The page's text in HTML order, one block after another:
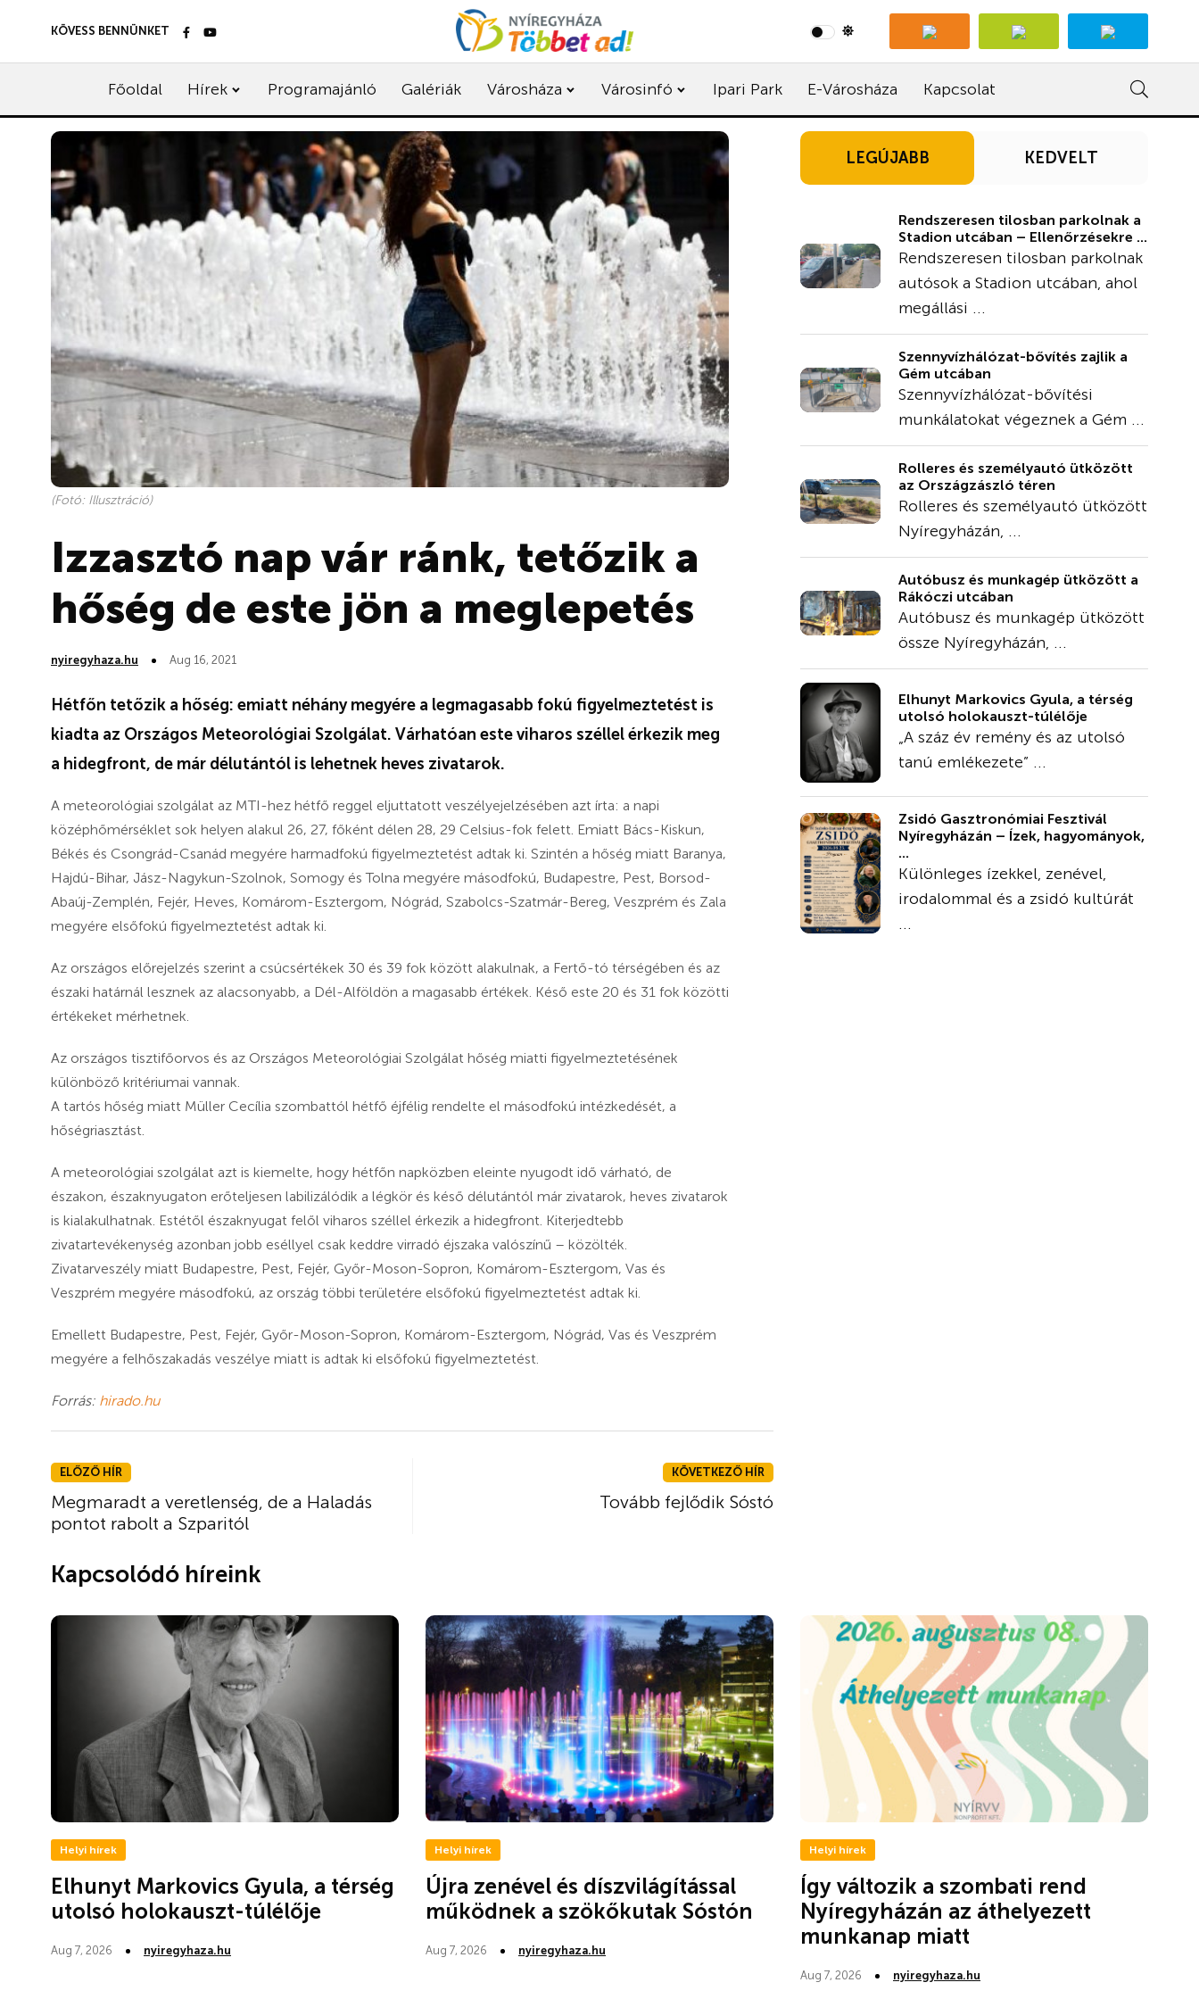
KÖVESS BENNÜNKET
Főoldal Hírek Programajánló Galériák Városháza Városinfó Ipari Park E-Városháza Kapcsolat
(Fotó: Illusztráció)
Izzasztó nap vár ránk, tetőzik a
hőség de este jön a meglepetés
nyiregyhaza.hu Aug 16, 2021
Hétfőn tetőzik a hőség: emiatt néhány megyére a legmagasabb fokú figyelmeztetést is
kiadta az Országos Meteorológiai Szolgálat. Várhatóan este viharos széllel érkezik meg
a hidegfront, de már délutántól is lehetnek heves zivatarok.
A meteorológiai szolgálat az MTI-hez hétfő reggel eljuttatott veszélyejelzésében azt írta: a napi
középhőmérséklet sok helyen alakul 26, 27, főként délen 28, 29 Celsius-fok felett. Emiatt Bács-Kiskun,
Békés és Csongrád-Csanád megyére harmadfokú figyelmeztetést adtak ki. Szintén a hőség miatt Baranya,
Hajdú-Bihar, Jász-Nagykun-Szolnok, Somogy és Tolna megyére másodfokú, Budapestre, Pest, Borsod-
Abaúj-Zemplén, Fejér, Heves, Komárom-Esztergom, Nógrád, Szabolcs-Szatmár-Bereg, Veszprém és Zala
megyére elsőfokú figyelmeztetést adtak ki.
Az országos előrejelzés szerint a csúcsértékek 30 és 39 fok között alakulnak, a Fertő-tó térségében és az
északi határnál lesznek az alacsonyabb, a Dél-Alföldön a magasabb értékek. Késő este 20 és 31 fok közötti
értékeket mérhetnek.
Az országos tisztifőorvos és az Országos Meteorológiai Szolgálat hőség miatti figyelmeztetésének
különböző kritériumai vannak.
A tartós hőség miatt Müller Cecília szombattól hétfő éjfélig rendelte el másodfokú intézkedését, a
hőségriasztást.
A meteorológiai szolgálat azt is kiemelte, hogy hétfőn napközben eleinte nyugodt idő várható, de
északon, északnyugaton erőteljesen labilizálódik a légkör és késő délutántól már zivatarok, heves zivatarok
is kialakulhatnak. Estétől északnyugat felől viharos széllel érkezik a hidegfront. Kiterjedtebb
zivatartevékenység azonban jobb eséllyel csak keddre virradó éjszaka valószínű – közölték.
Zivatarveszély miatt Budapestre, Pest, Fejér, Győr-Moson-Sopron, Komárom-Esztergom, Vas és
Veszprém megyére másodfokú, az ország többi területére elsőfokú figyelmeztetést adtak ki.
Emellett Budapestre, Pest, Fejér, Győr-Moson-Sopron, Komárom-Esztergom, Nógrád, Vas és Veszprém
megyére a felhőszakadás veszélye miatt is adtak ki elsőfokú figyelmeztetést.
Forrás: hirado.hu
ELŐZŐ HÍR
Megmaradt a veretlenség, de a Haladás
pontot rabolt a Szparitól
KÖVETKEZŐ HÍR
Tovább fejlődik Sóstó
LEGÚJABB KEDVELT
Rendszeresen tilosban parkolnak a
Stadion utcában – Ellenőrzésekre ...
Rendszeresen tilosban parkolnak
autósok a Stadion utcában, ahol
megállási ...
Szennyvízhálózat-bővítés zajlik a
Gém utcában
Szennyvízhálózat-bővítési
munkálatokat végeznek a Gém ...
Rolleres és személyautó ütközött
az Országzászló téren
Rolleres és személyautó ütközött
Nyíregyházán, ...
Autóbusz és munkagép ütközött a
Rákóczi utcában
Autóbusz és munkagép ütközött
össze Nyíregyházán, ...
Elhunyt Markovics Gyula, a térség
utolsó holokauszt-túlélője
„A száz év remény és az utolsó
tanú emlékezete” ...
Zsidó Gasztronómiai Fesztivál
Nyíregyházán – Ízek, hagyományok,
...
Különleges ízekkel, zenével,
irodalommal és a zsidó kultúrát
...
Kapcsolódó híreink
Helyi hírek
Elhunyt Markovics Gyula, a térség
utolsó holokauszt-túlélője
Aug 7, 2026 nyiregyhaza.hu
Helyi hírek
Újra zenével és díszvilágítással
működnek a szökőkutak Sóstón
Aug 7, 2026 nyiregyhaza.hu
Helyi hírek
Így változik a szombati rend
Nyíregyházán az áthelyezett
munkanap miatt
Aug 7, 2026 nyiregyhaza.hu